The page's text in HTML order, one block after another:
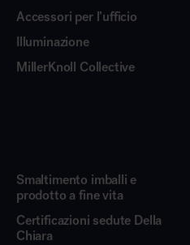
Accessori per l’ufficio
Illuminazione
MillerKnoll Collective
Smaltimento imballi e
prodotto a fine vita
Certificazioni sedute Della
Chiara